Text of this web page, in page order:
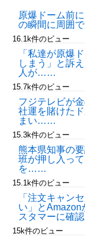
【ヤバすぎ
Powered by
原爆ドーム前
の瞬間に周囲
16.1k件のビュー
「私達が原爆
しまう」と訴
人が……
15.7k件のビュー
フジテレビが
社運を賭けた
まい……
15.3k件のビュー
熊本県知事の
班が押し入っ
を……
15.1k件のビュー
「注文キャン
い」とAmazon
スタマーに確
15k件のビュー